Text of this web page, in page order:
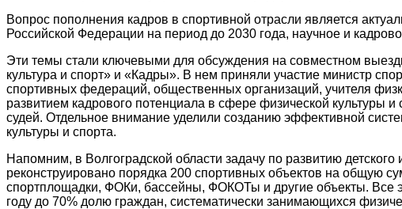
Вопрос пополнения кадров в спортивной отрасли является
Российской Федерации на период до 2030 года, научное и
Эти темы стали ключевыми для обсуждения на совместном
культура и спорт» и «Кадры». В нем приняли участие министр
спортивных федераций, общественных организаций, учителя
развитием кадрового потенциала в сфере физической
судей. Отдельное внимание уделили созданию эффективной
культуры и спорта.
Напомним, в Волгоградской области задачу по развитию
реконструировано порядка 200 спортивных объектов на общую
спортплощадки, ФОКи, бассейны, ФОКОТы и другие объекты. Все
году до 70% долю граждан, систематически занимающихся